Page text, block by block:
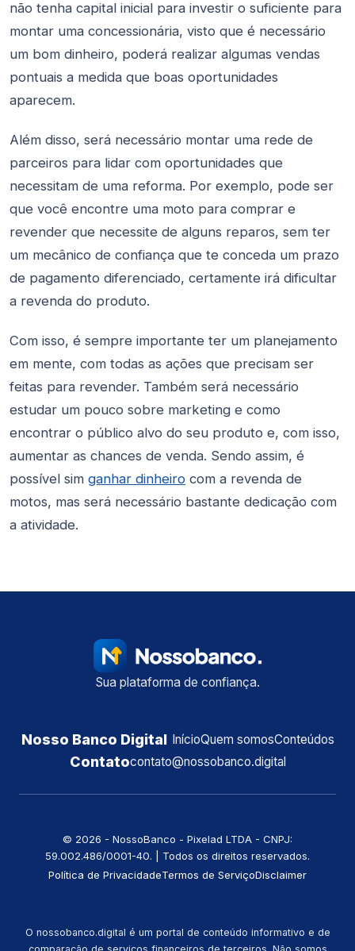
não tenha capital inicial para investir o suficiente para
montar uma concessionária, visto que é necessário
um bom dinheiro, poderá realizar algumas vendas
pontuais a medida que boas oportunidades
aparecem.
Além disso, será necessário montar uma rede de
parceiros para lidar com oportunidades que
necessitam de uma reforma. Por exemplo, pode ser
que você encontre uma moto para comprar e
revender que necessite de alguns reparos, sem ter
um mecânico de confiança que te conceda um prazo
de pagamento diferenciado, certamente irá dificultar
a revenda do produto.
Com isso, é sempre importante ter um planejamento
em mente, com todas as ações que precisam ser
feitas para revender. Também será necessário
estudar um pouco sobre marketing e como
encontrar o público alvo do seu produto e, com isso,
aumentar as chances de venda. Sendo assim, é
possível sim ganhar dinheiro com a revenda de
motos, mas será necessário bastante dedicação com
a atividade.
Sua plataforma de confiança.
Nosso Banco Digital InícioQuem somosConteúdos
Contatocontato@nossobanco.digital
©️ 2026 - NossoBanco - Pixelad LTDA - CNPJ:
59.002.486/0001-40. | Todos os direitos reservados.
Política de PrivacidadeTermos de ServiçoDisclaimer
O nossobanco.digital é um portal de conteúdo informativo e de